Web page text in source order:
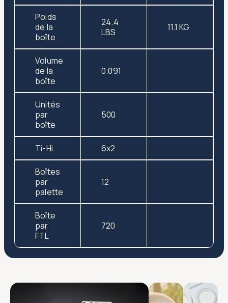
Poids
de la
boîte
24.4
LBS
11.1 KG
Volume
de la
boîte
0.091
Unités
par
boîte
500
Ti-Hi 6x2
Boîtes
par
palette
12
Boîte
par
FTL
720